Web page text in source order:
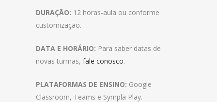
DURAÇÃO: 12 horas-aula ou conforme
customização.
DATA E HORÁRIO: Para saber datas de
novas turmas, fale conosco.
PLATAFORMAS DE ENSINO: Google
Classroom, Teams e Sympla Play.